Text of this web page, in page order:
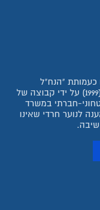
כעמותת "הנח"ל
החרדי") הוקמה בשנת התשנ"ט (1999) על ידי קבוצה של
חברתי במשרד
לנוער חרדי שאינו